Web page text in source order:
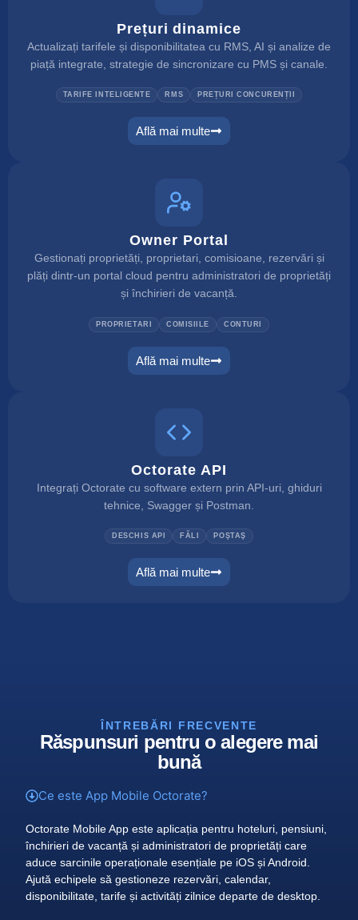
Prețuri dinamice
Actualizați tarifele și disponibilitatea cu RMS, AI și analize de
piață integrate, strategie de sincronizare cu PMS și canale.
TARIFE INTELIGENTE RMS PREȚURI CONCURENȚII
Află mai multe
dynamic pricing
Owner Portal
Gestionați proprietăți, proprietari, comisioane, rezervări și
plăți dintr-un portal cloud pentru administratori de proprietăți
și închirieri de vacanță.
PROPRIETARI COMISIILE CONTURI
Află mai multe
owner portal
Octorate API
Integrați Octorate cu software extern prin API-uri, ghiduri
tehnice, Swagger și Postman.
DESCHIS API FĂLI POŞTAŞ
Află mai multe
connect
ÎNTREBĂRI FRECVENTE
Răspunsuri pentru o alegere mai
bună
Ce este App Mobile Octorate?
Octorate Mobile App este aplicația pentru hoteluri, pensiuni,
închirieri de vacanță și administratori de proprietăți care
aduce sarcinile operaționale esențiale pe iOS și Android.
Ajută echipele să gestioneze rezervări, calendar,
disponibilitate, tarife și activități zilnice departe de desktop.